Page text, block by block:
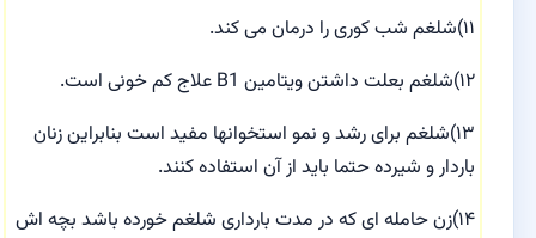
B1علاج کم خونی است.
۱۳)شلغم برای رشد و نمو استخوانها مفید است بنابراین زنان
باردار و شیرده حتما باید از آن استفاده کنند.
۱۴)زن حامله ای که در مدت بارداری شلغم خورده باشد بچه اش